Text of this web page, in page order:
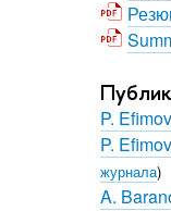
P.
P.
журнала)
A.